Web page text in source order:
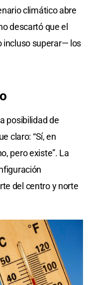
climático abre
descartó que el
superar— los
posibilidad de
claro: “Sí, en
pero existe”. La
del centro y norte